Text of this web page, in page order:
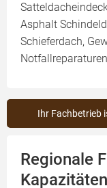
Asphalt
Schieferdach,
Ihr Fachbetrieb
Regionale